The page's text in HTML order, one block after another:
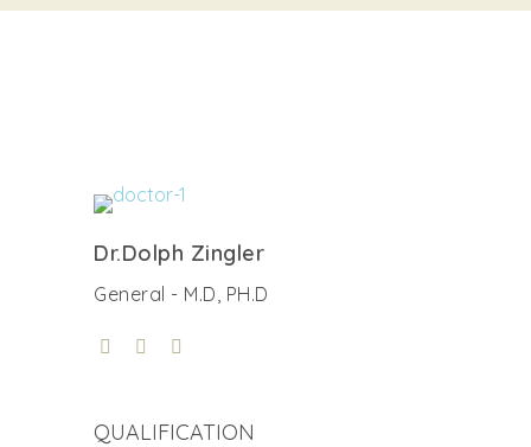
Dr.Dolph Zingler
General - M.D, PH.D
QUALIFICATION